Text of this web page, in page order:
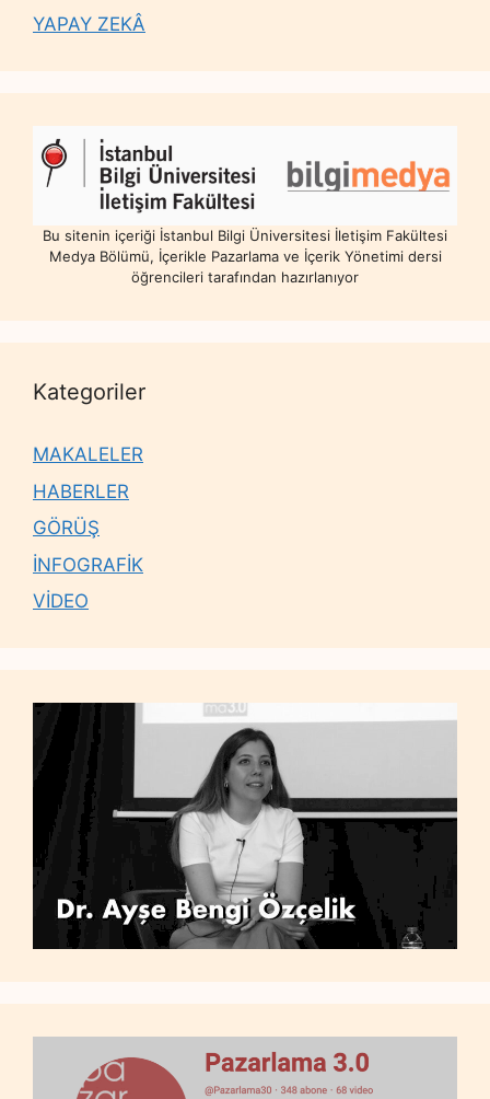
YAPAY ZEKÂ
Bu sitenin içeriği İstanbul Bilgi Üniversitesi İletişim Fakültesi
Medya Bölümü, İçerikle Pazarlama ve İçerik Yönetimi dersi
öğrencileri tarafından hazırlanıyor
Kategoriler
MAKALELER
HABERLER
GÖRÜŞ
İNFOGRAFİK
VİDEO